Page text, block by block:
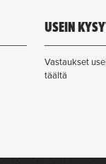
USEIN
Vastaukset
täältä